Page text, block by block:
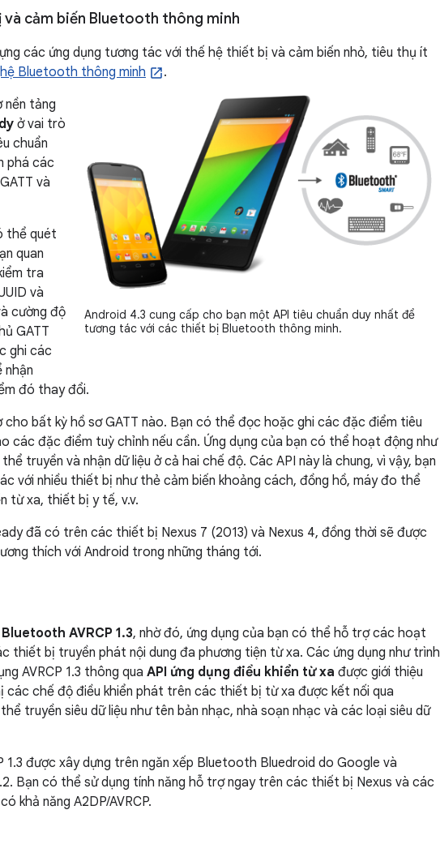
và cảm biến Bluetooth thông minh
các ứng dụng tương tác với thế hệ thiết bị và cảm biến nhỏ, tiêu thụ ít
Bluetooth thông minh .
Android 4.3 cung cấp cho bạn một API tiêu chuẩn duy nhất để
tương tác với các thiết bị Bluetooth thông minh.
nền tảng
ở vai trò
chuẩn
phá các
và
thể quét
quan
tra
và
cường độ
GATT
ghi các
nhận
đó thay đổi.
bất kỳ hồ sơ GATT nào. Bạn có thể đọc hoặc ghi các đặc điểm tiêu
các đặc điểm tuỳ chỉnh nếu cần. Ứng dụng của bạn có thể hoạt động như
truyền và nhận dữ liệu ở cả hai chế độ. Các API này là chung, vì vậy, bạn
với nhiều thiết bị như thẻ cảm biến khoảng cách, đồng hồ, máy đo thể
từ xa, thiết bị y tế, v.v.
đã có trên các thiết bị Nexus 7 (2013) và Nexus 4, đồng thời sẽ được
thích với Android trong những tháng tới.
Bluetooth AVRCP 1.3, nhờ đó, ứng dụng của bạn có thể hỗ trợ các hoạt
thiết bị truyền phát nội dung đa phương tiện từ xa. Các ứng dụng như trình
AVRCP 1.3 thông qua API ứng dụng điều khiển từ xa được giới thiệu
các chế độ điều khiển phát trên các thiết bị từ xa được kết nối qua
truyền siêu dữ liệu như tên bản nhạc, nhà soạn nhạc và các loại siêu dữ
1.3 được xây dựng trên ngăn xếp Bluetooth Bluedroid do Google và
Bạn có thể sử dụng tính năng hỗ trợ ngay trên các thiết bị Nexus và các
khả năng A2DP/AVRCP.